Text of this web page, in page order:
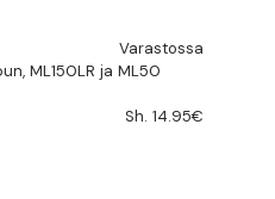
Varastossa
ML150LR ja ML50
Sh. 14.95€